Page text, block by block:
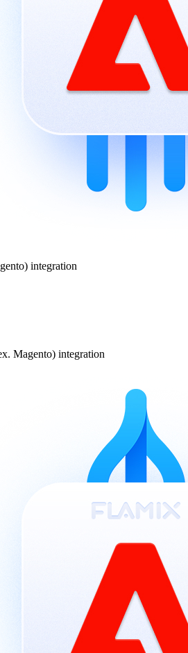
integration
Magento) integration